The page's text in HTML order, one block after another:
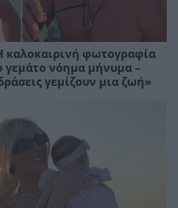
καλοκαιρινή φωτογραφία
γεμάτο νόημα μήνυμα –
γεμίζουν μια ζωή»